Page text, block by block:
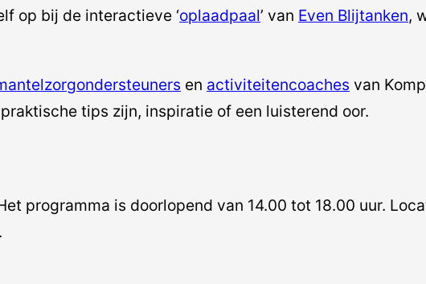
op bij de interactieve ‘oplaadpaal’ van Even Blijtanken,
en activiteitencoaches van
tips zijn, inspiratie of een luisterend oor.
programma is doorlopend van 14.00 tot 18.00 uur.